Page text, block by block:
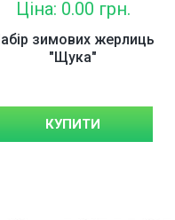
Ціна: 0.00 грн.
зимових жерлиць
"Щука"
КУПИТИ